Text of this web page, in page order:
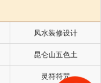
盾，有效阻挡外
近的玄关处放置寓
宁，为居住者营造
风水装修设计
昆仑山五色土
灵符符咒